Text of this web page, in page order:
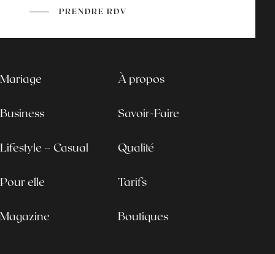
PRENDRE RDV
Mariage
Business
Lifestyle – Casual
Pour elle
Magazine
À propos
Savoir-Faire
Qualité
Tarifs
Boutiques